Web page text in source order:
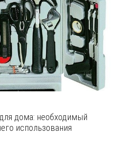
дома: необходимый
использования